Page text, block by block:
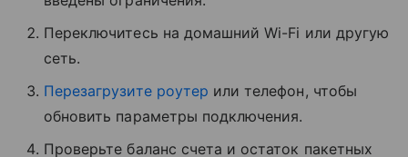
Переключитесь на домашний Wi-Fi или другую
сеть.
Перезагрузите роутер или телефон, чтобы
обновить параметры подключения.
Проверьте баланс счета и остаток пакетных